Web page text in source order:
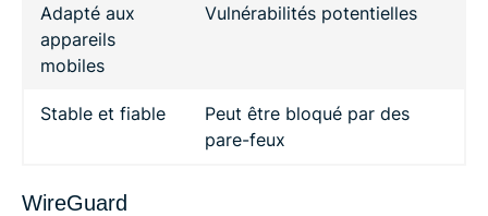
Adapté aux
appareils
mobiles
Vulnérabilités potentielles
Stable et fiable
Peut être bloqué par des
pare-feux
WireGuard